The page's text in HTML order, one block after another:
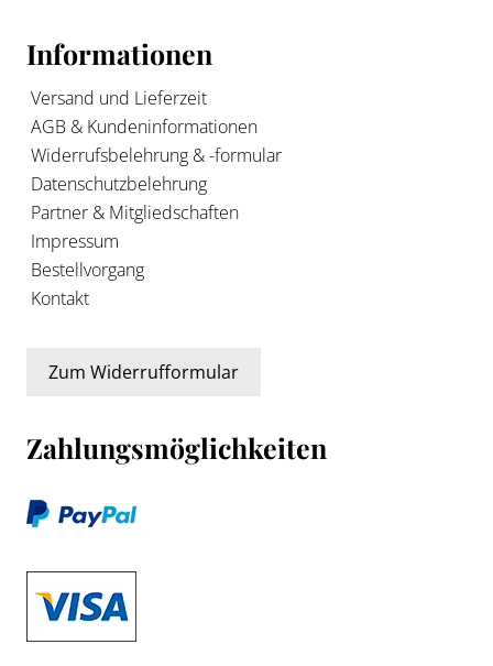
Informationen
Versand und Lieferzeit
AGB & Kundeninformationen
Widerrufsbelehrung & -formular
Datenschutzbelehrung
Partner & Mitgliedschaften
Impressum
Bestellvorgang
Kontakt
Zum Widerrufformular
Zahlungsmöglichkeiten